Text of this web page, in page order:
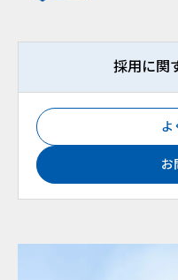
採用に関
よ
お